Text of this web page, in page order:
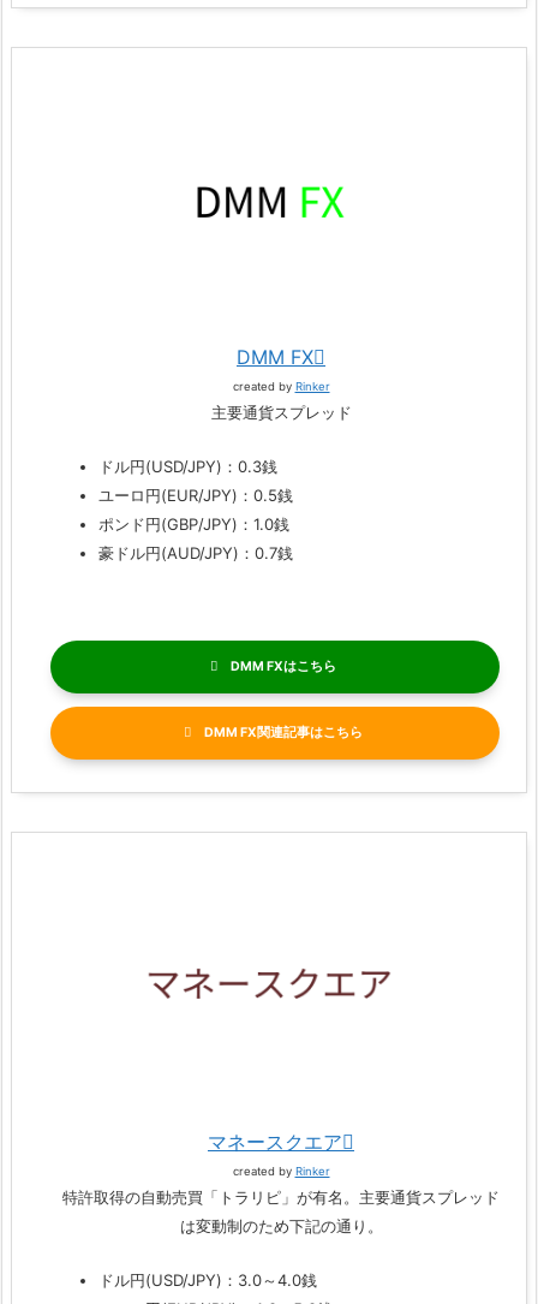
DMM FX
created by Rinker
主要通貨スプレッド
ドル円(USD/JPY)：0.3銭
ユーロ円(EUR/JPY)：0.5銭
ポンド円(GBP/JPY)：1.0銭
豪ドル円(AUD/JPY)：0.7銭
DMM FX
DMM FX関連記事
マネースクエア
created by Rinker
特許取得の自動売買「トラリピ」が有名。主要通貨スプレッド
は変動制のため下記の通り。
ドル円(USD/JPY)：3.0～4.0銭